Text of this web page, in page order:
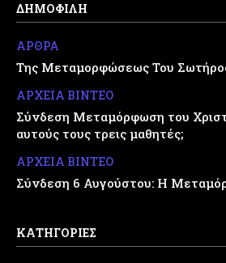
ΔΗΜΟΦΙΛΗ
ΑΡΘΡΑ
Της Μεταμορφώσεως Του
ΑΡΧΕΙΑ ΒΙΝΤΕΟ
Σύνδεση Μεταμόρφωση του
αυτούς τους τρεις μαθητές;
ΑΡΧΕΙΑ ΒΙΝΤΕΟ
Σύνδεση 6 Αυγούστου: Η
ΚΑΤΗΓΟΡΙΕΣ